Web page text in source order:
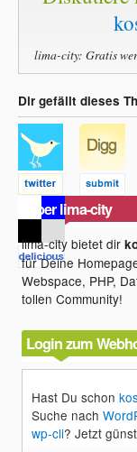
lima-city: Gratis
Dir gefällt dieses
Über lima-city
lima-city bietet dir
für Deine
Webspace, PHP,
tollen Community!
Login zum
Hast Du schon
Suche nach
wp-cli? Jetzt